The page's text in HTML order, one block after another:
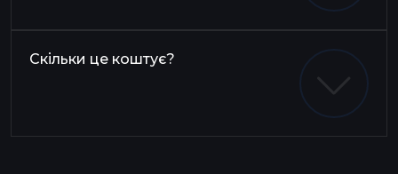
Скільки це коштує?